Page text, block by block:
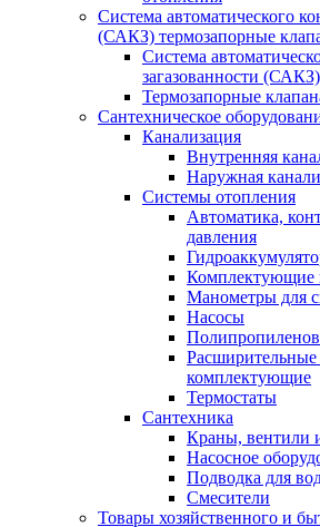
Система автоматического
(САКЗ) термозапорные
Система
загазованности (САКЗ)
Термозапорные
Сантехническое
Канализация
Внутренняя
Наружная
Системы отопления
Автоматика,
давления
Комплектующие
Манометры для
Насосы
Расширительные
комплектующие
Термостаты
Сантехника
Краны, вентили
Насосное
Подводка для
Смесители
Товары хозяйственного и